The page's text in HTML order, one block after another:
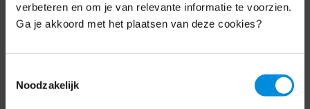
verbeteren en om je van relevante informatie te voorzien.
Ga je akkoord met het plaatsen van deze cookies?
Noodzakelijk
Over ons
Bezuidenhoutseweg 12